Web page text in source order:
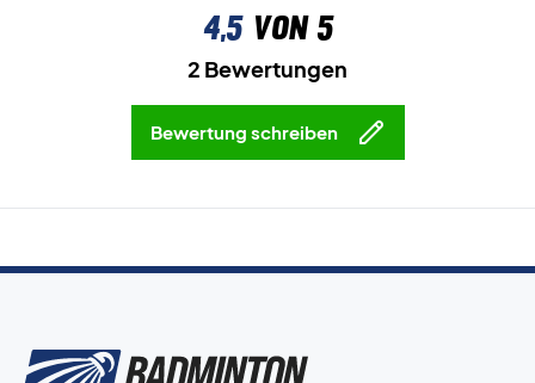
4,5von 5
2 Bewertungen
Bewertung schreiben